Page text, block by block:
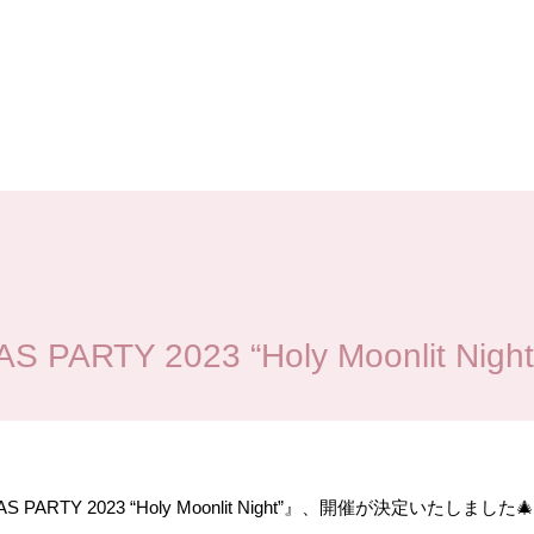
PARTY 2023 “Holy Moonlit
PARTY 2023 “Holy Moonlit Night”』、開催が決定いたしました🎄